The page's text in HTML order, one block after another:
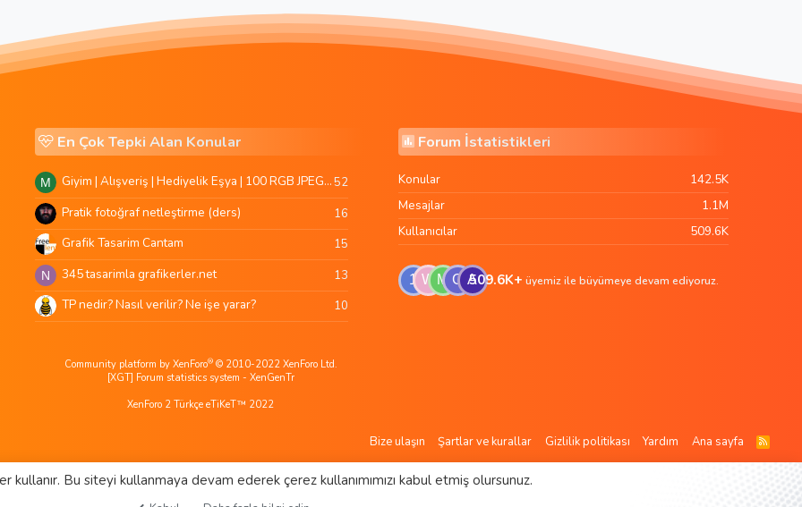
En Çok Tepki Alan Konular
M Giyim | Alışveriş | Hediyelik Eşya | 100 RGB JPEG Images | 5920x4420 Pixels | 501 MB52
Pratik fotoğraf netleştirme (ders) 16
Grafik Tasarim Cantam 15
N 345 tasarimla grafikerler.net 13
TP nedir? Nasıl verilir? Ne işe yarar? 10
Forum İstatistikleri
Konular
142.5K
Mesajlar
1.1M
Kullanıcılar
509.6K
1 W M G A
509.6K+ üyemiz ile büyümeye devam ediyoruz.
Community platform by XenForo® © 2010-2022 XenForo Ltd.
[XGT] Forum statistics system - XenGenTr
XenForo 2 Türkçe eTiKeT™ 2022
Bize ulaşın Şartlar ve kurallar Gizlilik politikası Yardım Ana sayfa
R
S
S
kullanır. Bu siteyi kullanmaya devam ederek çerez kullanımımızı kabul etmiş olursunuz.